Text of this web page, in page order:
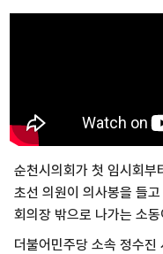
순천시의회가 첫 임시회부
초선 의원이 의사봉을 들고
회의장 밖으로 나가는 소
더불어민주당 소속 정수진